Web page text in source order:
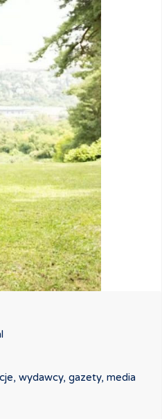
wydawcy, gazety, media